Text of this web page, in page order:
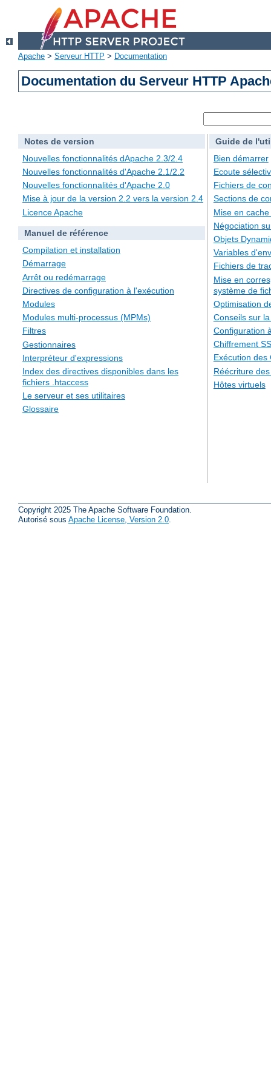
Apache > Serveur HTTP > Documentation
Documentation du Serveur HTTP
Notes de version
Nouvelles fonctionnalités dApache 2.3/2.4
Nouvelles fonctionnalités d'Apache 2.1/2.2
Nouvelles fonctionnalités d'Apache 2.0
Mise à jour de la version 2.2 vers la version 2.4
Licence Apache
Manuel de référence
Compilation et installation
Démarrage
Arrêt ou redémarrage
Directives de configuration à l'exécution
Modules
Modules multi-processus (MPMs)
Filtres
Gestionnaires
Interpréteur d'expressions
Index des directives disponibles dans les
fichiers .htaccess
Le serveur et ses utilitaires
Glossaire
Guide de
Bien démarrer
Ecoute
Fichiers de
Sections de
Mise en
Négociation
Objets
Variables
Fichiers de
Mise en
système de
Optimisation
Conseils sur
Configuration
Chiffrement
Exécution des
Réécriture
Hôtes virtuels
Copyright 2025 The Apache Software Foundation.
Autorisé sous Apache License, Version 2.0